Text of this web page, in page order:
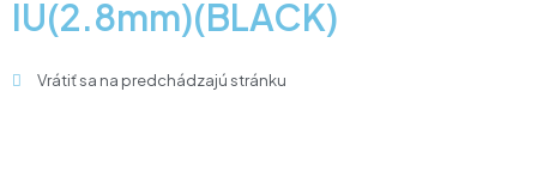
IU(2.8mm)(BLACK)
Vrátiť sa na predchádzajú stránku